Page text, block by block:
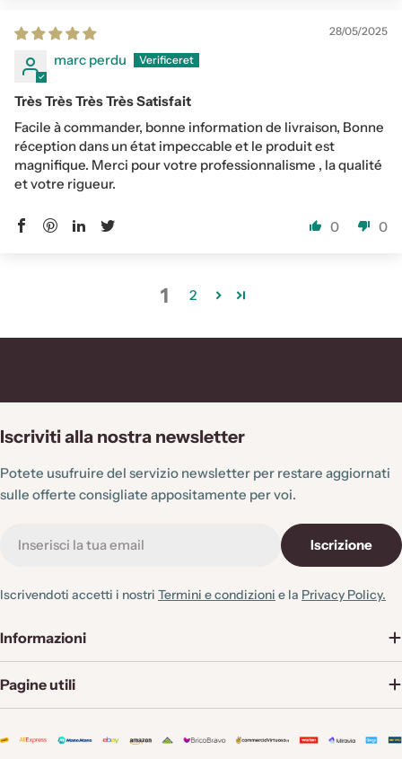
28/05/2025
marc perdu
Très Très Très Très Satisfait
Facile à commander, bonne information de livraison, Bonne
réception dans un état impeccable et le produit est
magnifique. Merci pour votre professionnalisme , la qualité
et votre rigueur.
0 0
1 2
Iscriviti alla nostra newsletter
Potete usufruire del servizio newsletter per restare aggiornati
sulle offerte consigliate appositamente per voi.
mail
Iscrizione
Iscrivendoti accetti i nostri Termini e condizioni e la Privacy Policy.
Informazioni
Pagine utili